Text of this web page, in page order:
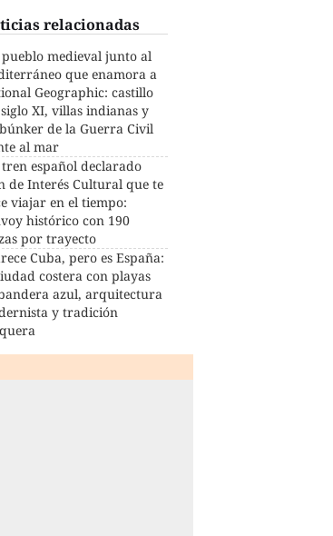
relacionadas
medieval junto al
que enamora a
Geographic: castillo
XI, villas indianas y
de la Guerra Civil
al mar
español declarado
de Interés Cultural que te
viajar en el tiempo:
histórico con 190
por trayecto
Cuba, pero es España:
costera con playas
azul, arquitectura
y tradición